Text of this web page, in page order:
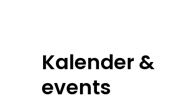
Kalender &
events